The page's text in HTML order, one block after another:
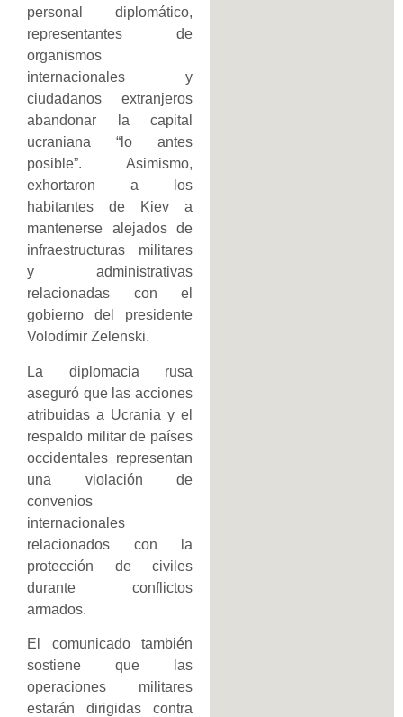
personal diplomático,
representantes de
organismos
internacionales y
ciudadanos extranjeros
abandonar la capital
ucraniana “lo antes
posible”. Asimismo,
exhortaron a los
habitantes de Kiev a
mantenerse alejados de
infraestructuras militares
y administrativas
relacionadas con el
gobierno del presidente
Volodímir Zelenski.
La diplomacia rusa
aseguró que las acciones
atribuidas a Ucrania y el
respaldo militar de países
occidentales representan
una violación de
convenios
internacionales
relacionados con la
protección de civiles
durante conflictos
armados.
El comunicado también
sostiene que las
operaciones militares
estarán dirigidas contra